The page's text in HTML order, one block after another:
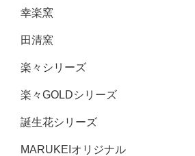
幸楽窯
田清窯
楽々シリーズ
楽々GOLDシリーズ
誕生花シリーズ
MARUKEIオリジナル